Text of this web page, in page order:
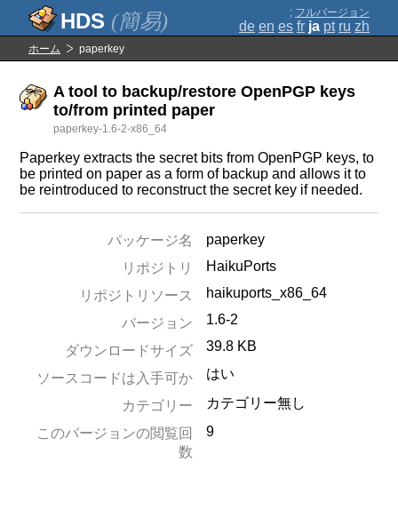
(簡易) ; フルバージョン
de en es fr ja pt ru zh
ホーム paperkey
A tool to backup/restore OpenPGP keys
to/from printed paper
paperkey-1.6-2-x86_64
Paperkey extracts the secret bits from OpenPGP keys, to
be printed on paper as a form of backup and allows it to
be reintroduced to reconstruct the secret key if needed.
パッケージ名
paperkey
リポジトリ
HaikuPorts
リポジトリソース
haikuports_x86_64
バージョン
1.6-2
ダウンロードサイズ 39.8 KB
ソースコードは入手可か はい
カテゴリー
カテゴリー無し
このバージョンの閲覧回
数
9